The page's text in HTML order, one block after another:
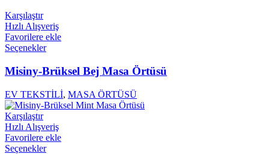
Karşılaştır
Hızlı Alışveriş
Favorilere ekle
SeçeneklerBu
birden
varyasyonu
var.
Seçenekler
ürün
sayfasından
seçilebilir
Misiny-Brüksel Bej Masa Örtüsü
EV TEKSTİLİ, MASA ÖRTÜSÜ
Karşılaştır
Hızlı Alışveriş
Favorilere ekle
SeçeneklerBu